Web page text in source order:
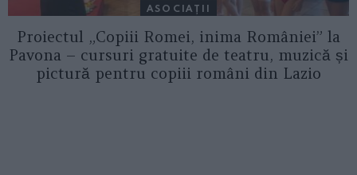
ASOCIAŢII
Proiectul „Copiii Romei, inima României” la
Pavona – cursuri gratuite de teatru, muzică și
pictură pentru copiii români din Lazio